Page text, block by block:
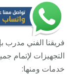
فريقنا الفني مدرب
التجهيزات لإتمام
خدمات ومنها: